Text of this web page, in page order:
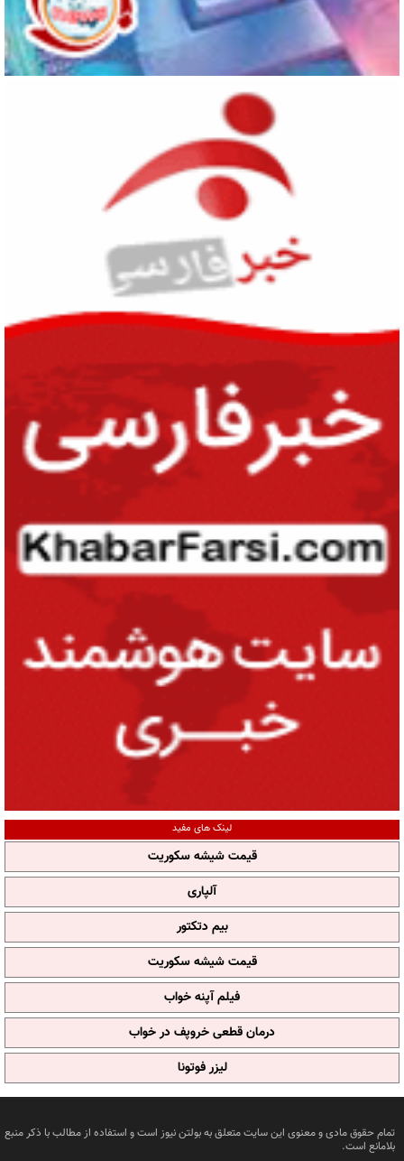
لینک های مفید
قیمت شیشه سکوریت
آلپاری
بیم دتکتور
قیمت شیشه سکوریت
فیلم آپنه خواب
درمان قطعی خروپف در خواب
لیزر فوتونا
تمام حقوق مادی و معنوی این سایت متعلق به بولتن نیوز است و استفاده از مطالب با ذکر منبع
بلامانع است.